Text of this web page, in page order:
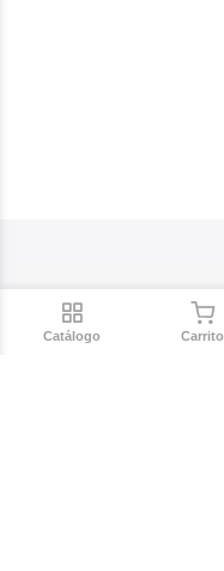
AYUDA
Catálogo Carrito